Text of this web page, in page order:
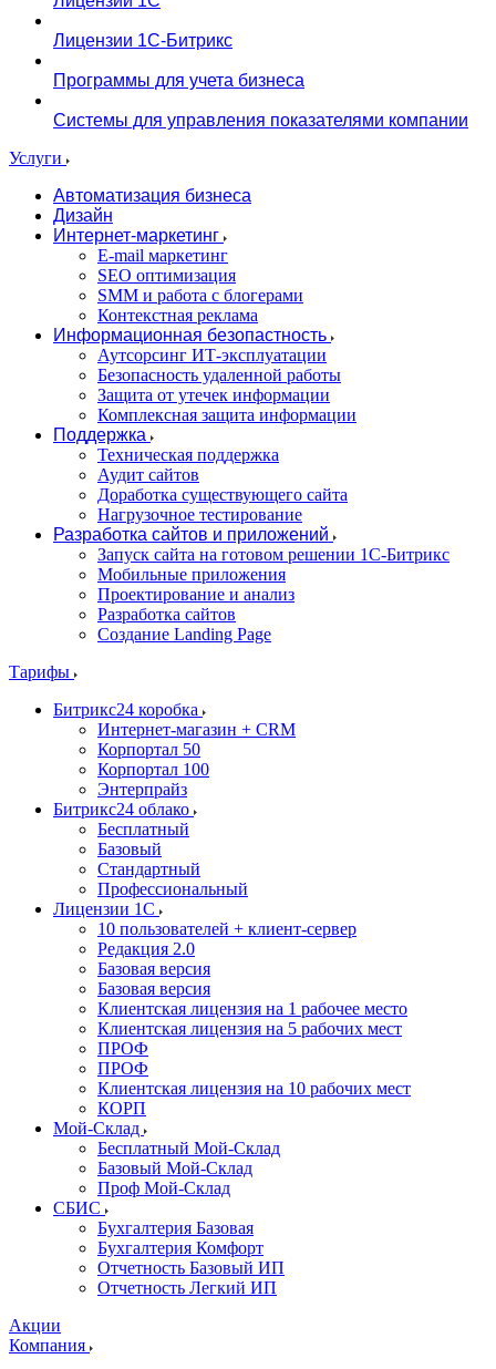
Лицензии 1С-Битрикс
Программы для учета бизнеса
Системы для управления показателями компании
Услуги
Автоматизация бизнеса
Дизайн
Интернет-маркетинг
E-mail маркетинг
SEO оптимизация
SMM и работа с блогерами
Контекстная реклама
Информационная безопастность
Аутсорсинг ИТ-эксплуатации
Безопасность удаленной работы
Защита от утечек информации
Комплексная защита информации
Поддержка
Техническая поддержка
Аудит сайтов
Доработка существующего сайта
Нагрузочное тестирование
Разработка сайтов и приложений
Запуск сайта на готовом решении 1С-Битрикс
Мобильные приложения
Проектирование и анализ
Разработка сайтов
Создание Landing Page
Тарифы
Битрикс24 коробка
Интернет-магазин + CRM
Корпортал 50
Корпортал 100
Энтерпрайз
Битрикс24 облако
Бесплатный
Базовый
Стандартный
Профессиональный
Лицензии 1С
10 пользователей + клиент-сервер
Редакция 2.0
Базовая версия
Базовая версия
Клиентская лицензия на 1 рабочее место
Клиентская лицензия на 5 рабочих мест
ПРОФ
ПРОФ
Клиентская лицензия на 10 рабочих мест
КОРП
Мой-Склад
Бесплатный Мой-Склад
Базовый Мой-Склад
Проф Мой-Склад
СБИС
Бухгалтерия Базовая
Бухгалтерия Комфорт
Отчетность Базовый ИП
Отчетность Легкий ИП
Акции
Компания